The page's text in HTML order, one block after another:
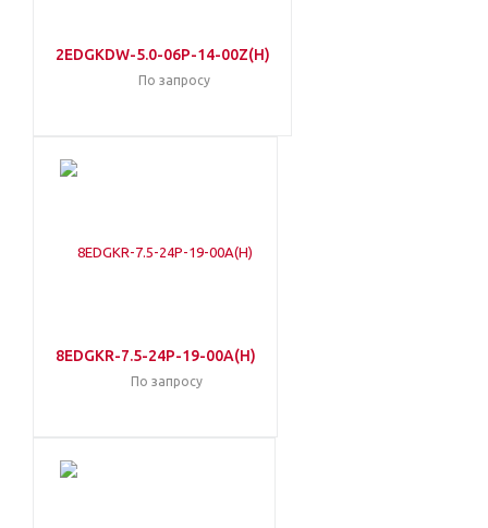
2EDGKDW-5.0-06P-14-00Z(H)
По запросу
8EDGKR-7.5-24P-19-00A(H)
По запросу